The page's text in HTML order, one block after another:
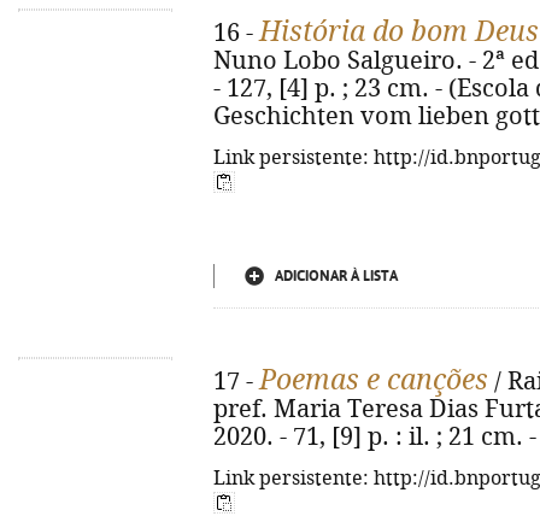
16 -História do bom Deus
Nuno Lobo Salgueiro. - 2ª
- 127, [4] p. ; 23 cm. -
Geschichten vom lieben
Link persistente: http://
ADICIONAR À LISTA
17 -Poemas e canções /
pref. Maria Teresa Dias
2020. - 71, [9] p. : il. ; 21 cm.
Link persistente: http://